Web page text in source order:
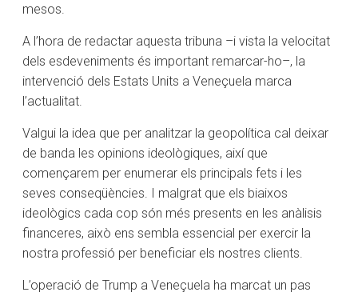
mesos.
A l’hora de redactar aquesta tribuna –i vista la velocitat
dels esdeveniments és important remarcar-ho–, la
intervenció dels Estats Units a Veneçuela marca
l’actualitat.
Valgui la idea que per analitzar la geopolítica cal deixar
de banda les opinions ideològiques, així que
començarem per enumerar els principals fets i les
seves conseqüències. I malgrat que els biaixos
ideològics cada cop són més presents en les anàlisis
financeres, això ens sembla essencial per exercir la
nostra professió per beneficiar els nostres clients.
L’operació de Trump a Veneçuela ha marcat un pas